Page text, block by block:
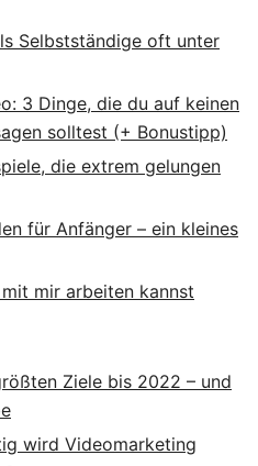
Selbstständige oft unter
3 Dinge, die du auf keinen
solltest (+ Bonustipp)
die extrem gelungen
für Anfänger – ein kleines
mir arbeiten kannst
Ziele bis 2022 – und
wird Videomarketing